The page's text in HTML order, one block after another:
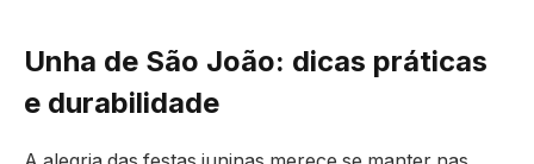
Unha de São João: dicas práticas
e durabilidade